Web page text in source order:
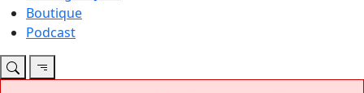
Boutique
Podcast